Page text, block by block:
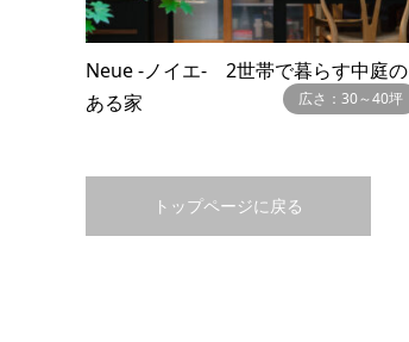
Neue -ノイエ- 2世帯で暮らす中庭の
ある家
広さ：30～40坪
トップページに戻る